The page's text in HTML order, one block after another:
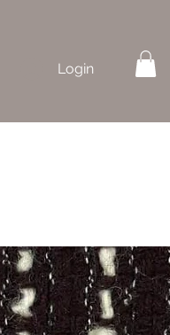
Login